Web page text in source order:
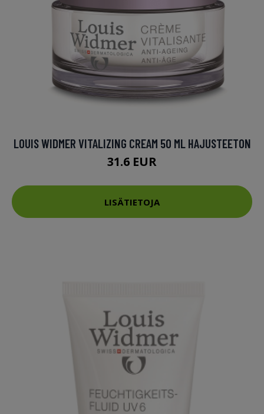
LOUIS WIDMER VITALIZING CREAM 50 ML HAJUSTEETON
31.6 EUR
LISÄTIETOJA